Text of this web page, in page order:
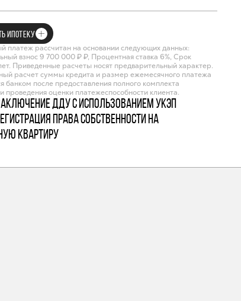
ИПОТЕКУ
платеж рассчитан на основании следующих данных:
взнос 9 700 000 ₽ ₽, Процентная ставка 6%, Срок
Приведенные расчеты носят предварительный характер.
расчет суммы кредита и размер ежемесячного платежа
банком после предоставления полного комплекта
проведения оценки платежеспособности клиента.
ДДУ с использованием УКЭП
права собственности на
квартиру